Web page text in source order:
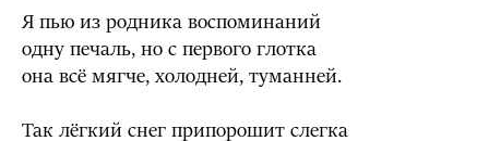
Я пью из родника воспоминаний
одну печаль, но с первого глотка
она всё мягче, холодней, туманней.
Так лёгкий снег припорошит слегка